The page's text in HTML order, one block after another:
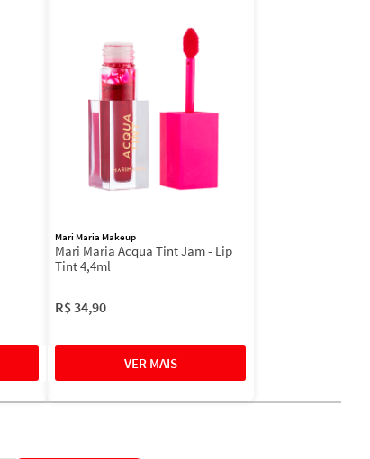
Mari Maria Makeup
Mari Maria Acqua Tint Jam - Lip
Tint 4,4ml
R$34,90